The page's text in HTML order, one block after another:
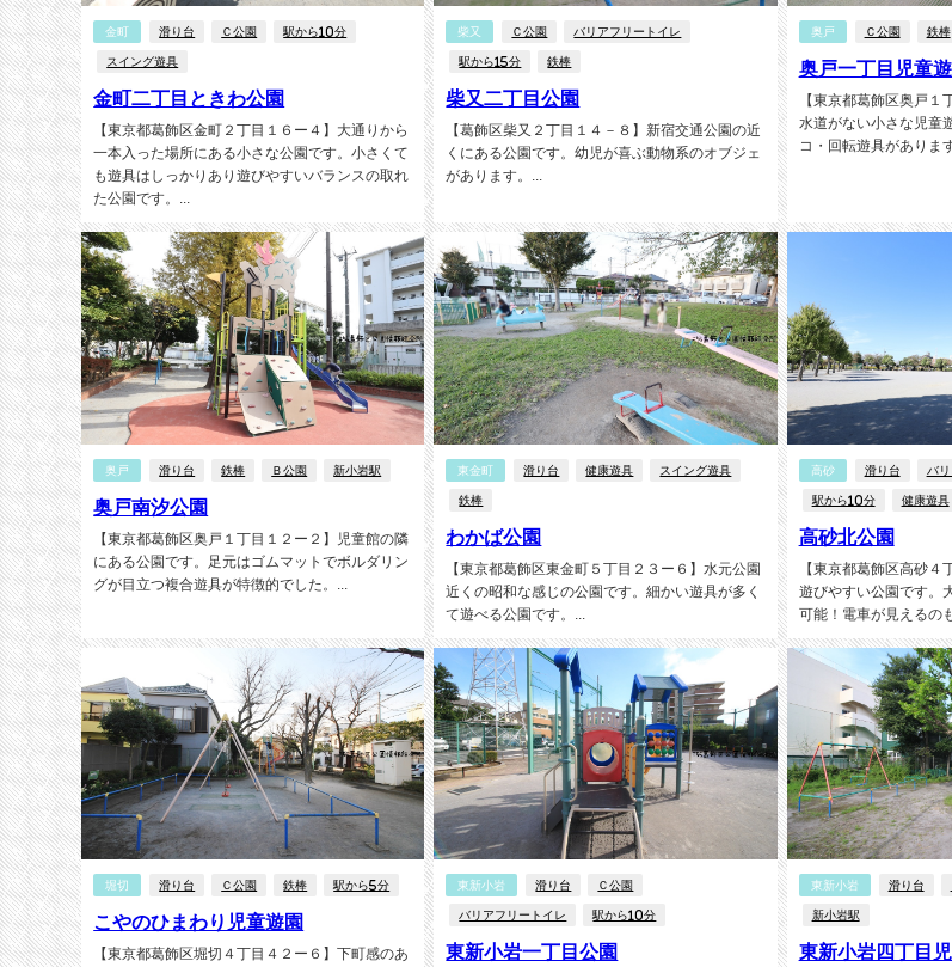
金町 滑り台 Ｃ公園 駅から10分
スイング遊具
金町二丁目ときわ公園
【東京都葛飾区金町２丁目１６ー４】大通りから
一本入った場所にある小さな公園です。小さくて
も遊具はしっかりあり遊びやすいバランスの取れ
た公園です。...
柴又 Ｃ公園 バリアフリートイレ
駅から15分 鉄棒
柴又二丁目公園
【葛飾区柴又２丁目１４－８】新宿交通公園の近
くにある公園です。幼児が喜ぶ動物系のオブジェ
があります。...
奥戸 Ｃ公園 鉄棒
奥戸一丁目児童
【東京都葛飾区奥戸１
水道がない小さな児童
コ・回転遊具がありま
奥戸 滑り台 鉄棒 Ｂ公園 新小岩駅
奥戸南汐公園
【東京都葛飾区奥戸１丁目１２ー２】児童館の隣
にある公園です。足元はゴムマットでボルダリン
グが目立つ複合遊具が特徴的でした。...
東金町 滑り台 健康遊具 スイング遊具
鉄棒
わかば公園
【東京都葛飾区東金町５丁目２３ー６】水元公園
近くの昭和な感じの公園です。細かい遊具が多く
て遊べる公園です。...
高砂 滑り台 バ
駅から10分 健康遊具
高砂北公園
【東京都葛飾区高砂４
遊びやすい公園です。
可能！電車が見えるの
堀切 滑り台 Ｃ公園 鉄棒 駅から5分
こやのひまわり児童遊園
【東京都葛飾区堀切４丁目４２ー６】下町感のあ
東新小岩 滑り台 Ｃ公園
バリアフリートイレ 駅から10分
東新小岩一丁目公園
東新小岩 滑り台
新小岩駅
東新小岩四丁目